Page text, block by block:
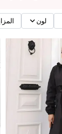
لون